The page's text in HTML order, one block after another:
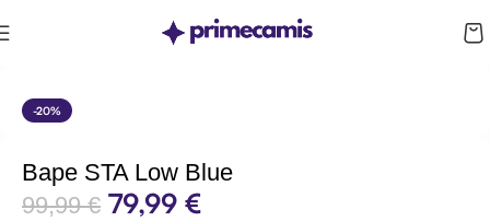
-20%
Bape STA Low Blue
99,99€ 79,99 €